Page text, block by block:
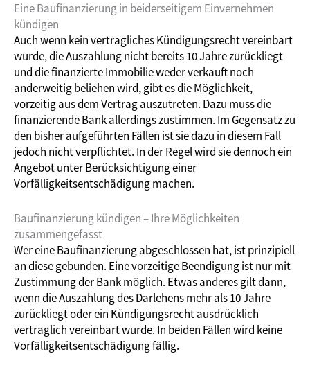
Eine Baufinanzierung in beiderseitigem Einvernehmen
kündigen
Auch wenn kein vertragliches Kündigungsrecht vereinbart
wurde, die Auszahlung nicht bereits 10 Jahre zurückliegt
und die finanzierte Immobilie weder verkauft noch
anderweitig beliehen wird, gibt es die Möglichkeit,
vorzeitig aus dem Vertrag auszutreten. Dazu muss die
finanzierende Bank allerdings zustimmen. Im Gegensatz zu
den bisher aufgeführten Fällen ist sie dazu in diesem Fall
jedoch nicht verpflichtet. In der Regel wird sie dennoch ein
Angebot unter Berücksichtigung einer
Vorfälligkeitsentschädigung machen.
Baufinanzierung kündigen – Ihre Möglichkeiten
zusammengefasst
Wer eine Baufinanzierung abgeschlossen hat, ist prinzipiell
an diese gebunden. Eine vorzeitige Beendigung ist nur mit
Zustimmung der Bank möglich. Etwas anderes gilt dann,
wenn die Auszahlung des Darlehens mehr als 10 Jahre
zurückliegt oder ein Kündigungsrecht ausdrücklich
vertraglich vereinbart wurde. In beiden Fällen wird keine
Vorfälligkeitsentschädigung fällig.